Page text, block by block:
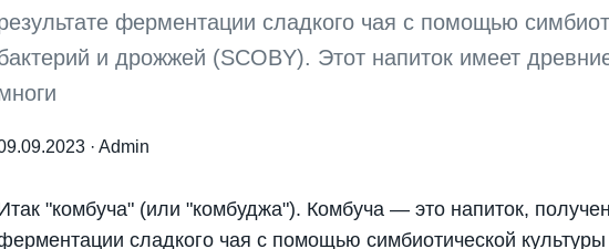
ферментации сладкого чая с помощью
и дрожжей (SCOBY). Этот напиток имеет
· Admin
"комбуча" (или "комбуджа"). Комбуча — это напиток,
сладкого чая с помощью симбиотической